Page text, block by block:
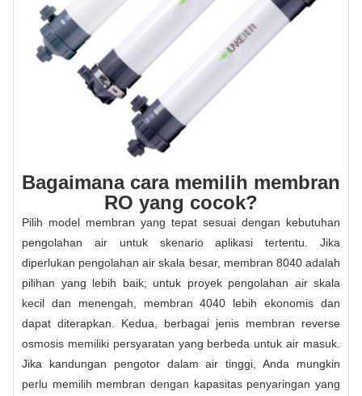
Bagaimana cara memilih membran
RO yang cocok?
Pilih model membran yang tepat sesuai dengan kebutuhan
pengolahan air untuk skenario aplikasi tertentu. Jika
diperlukan pengolahan air skala besar, membran 8040 adalah
pilihan yang lebih baik; untuk proyek pengolahan air skala
kecil dan menengah, membran 4040 lebih ekonomis dan
dapat diterapkan. Kedua, berbagai jenis membran reverse
osmosis memiliki persyaratan yang berbeda untuk air masuk.
Jika kandungan pengotor dalam air tinggi, Anda mungkin
perlu memilih membran dengan kapasitas penyaringan yang